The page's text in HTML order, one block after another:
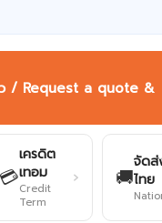
ว / Request a quote &
💳
เครดิต
เทอม
Credit
Term
› 🚚
จัดส่
ไทย